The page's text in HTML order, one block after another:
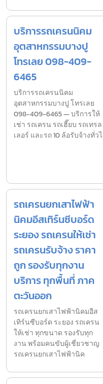
บริการรถเครนนิคม
อุตสาหกรรมบางปู
โทรเลย 098-409-
6465
บริการรถเครนนิคม
อุตสาหกรรมบางปู โทรเลย
098-409-6465 — บริการให้
เช่า รถเครน รถเฮี๊ยบ รถเทรล
เลอร์ และรถ 10 ล้อรับจ้างทั่วไ
รถเครนยกเสาไฟฟ้า
นิคมอีสเทิร์นซีบอร์ด
ระยอง รถเครนให้เช่า
รถเครนรับจ้าง ราคา
ถูก รองรับทุกงาน
บริการ ทุกพื้นที่ ภาค
ตะวันออก
รถเครนยกเสาไฟฟ้านิคมอีส
เทิร์นซีบอร์ด ระยอง รถเครน
ให้เช่า ทุกขนาด รองรับทุก
งาน พร้อมคนขับผู้เชี่ยวชาญ
รถเครนยกเสาไฟฟ้านิค